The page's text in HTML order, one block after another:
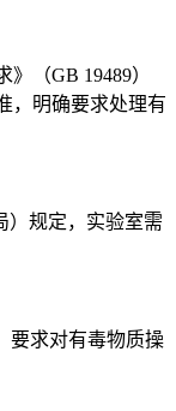
（GB 19489）
，明确要求处理有
规定，实验室需
求对有毒物质操